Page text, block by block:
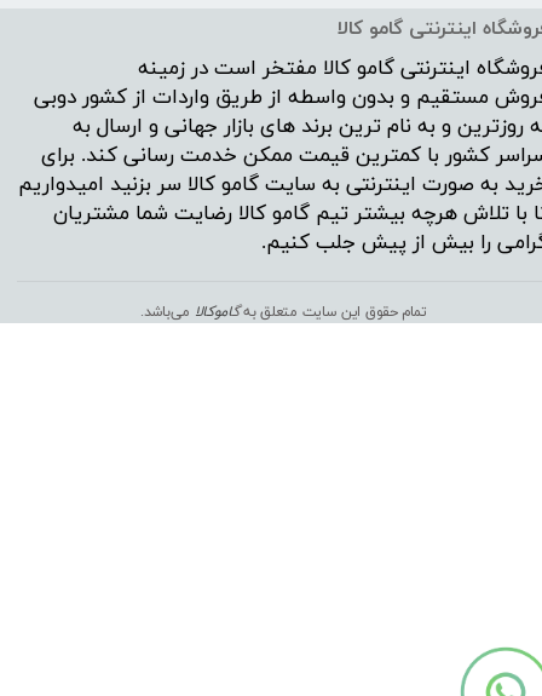
اینترنتی گامو کالا
اینترنتی گامو کالا مفتخر است در زمینه
مستقیم و بدون واسطه از طریق واردات از کشور دوبی
روزترین و به نام ترین برند های بازار جهانی و ارسال به
کشور با کمترین قیمت ممکن خدمت رسانی کند. برای
به صورت اینترنتی به سایت گامو کالا سر بزنید امیدواریم
با تلاش هرچه بیشتر تیم گامو کالا رضایت شما مشتریان
را بیش از پیش جلب کنیم.
تمام حقوق این سایت متعلق بهگاموکالا می‌باشد.